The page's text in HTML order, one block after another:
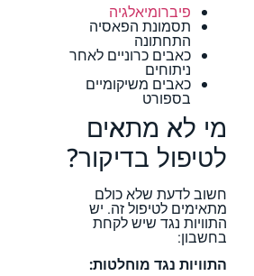
פיברומיאלגיה
תסמונת הפאסיה
התחתונה
כאבים כרוניים לאחר
ניתוחים
כאבים משיקומיים
בספורט
מי לא מתאים
לטיפול בדיקור?
חשוב לדעת שלא כולם
מתאימים לטיפול זה. יש
התוויות נגד שיש לקחת
בחשבון:
התוויות נגד מוחלטות: